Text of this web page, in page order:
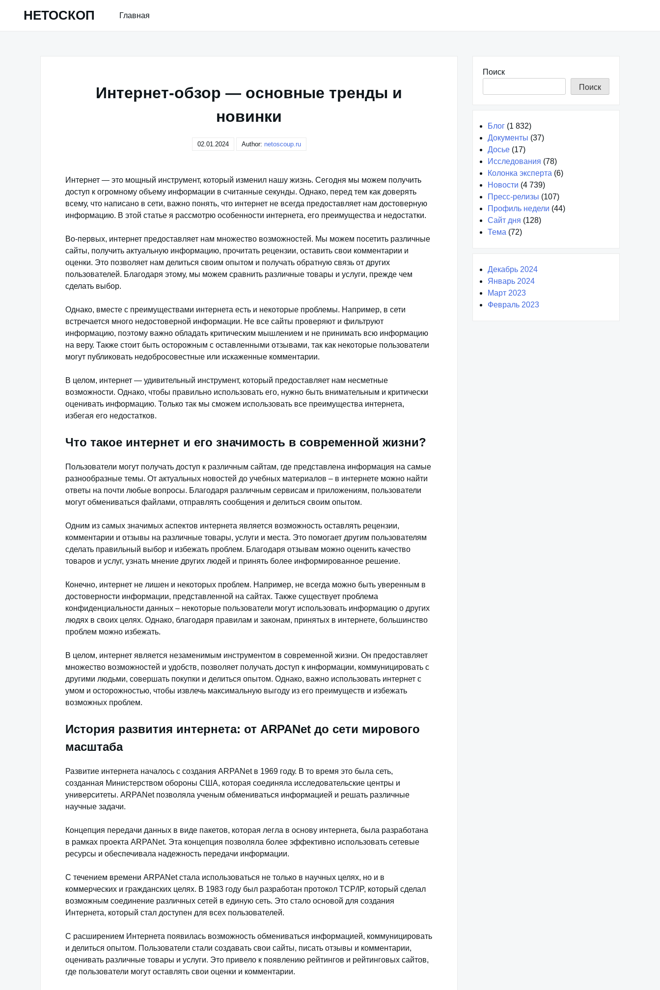
НЕТОСКОП Главная
Интернет-обзор — основные тренды и
новинки
02.01.2024 Author: netoscoup.ru
Интернет — это мощный инструмент, который изменил нашу жизнь. Сегодня мы можем получить
доступ к огромному объему информации в считанные секунды. Однако, перед тем как доверять
всему, что написано в сети, важно понять, что интернет не всегда предоставляет нам достоверную
информацию. В этой статье я рассмотрю особенности интернета, его преимущества и недостатки.
Во-первых, интернет предоставляет нам множество возможностей. Мы можем посетить различные
сайты, получить актуальную информацию, прочитать рецензии, оставить свои комментарии и
оценки. Это позволяет нам делиться своим опытом и получать обратную связь от других
пользователей. Благодаря этому, мы можем сравнить различные товары и услуги, прежде чем
сделать выбор.
Однако, вместе с преимуществами интернета есть и некоторые проблемы. Например, в сети
встречается много недостоверной информации. Не все сайты проверяют и фильтруют
информацию, поэтому важно обладать критическим мышлением и не принимать всю информацию
на веру. Также стоит быть осторожным с оставленными отзывами, так как некоторые пользователи
могут публиковать недобросовестные или искаженные комментарии.
В целом, интернет — удивительный инструмент, который предоставляет нам несметные
возможности. Однако, чтобы правильно использовать его, нужно быть внимательным и критически
оценивать информацию. Только так мы сможем использовать все преимущества интернета,
избегая его недостатков.
Что такое интернет и его значимость в современной жизни?
Пользователи могут получать доступ к различным сайтам, где представлена информация на самые
разнообразные темы. От актуальных новостей до учебных материалов – в интернете можно найти
ответы на почти любые вопросы. Благодаря различным сервисам и приложениям, пользователи
могут обмениваться файлами, отправлять сообщения и делиться своим опытом.
Одним из самых значимых аспектов интернета является возможность оставлять рецензии,
комментарии и отзывы на различные товары, услуги и места. Это помогает другим пользователям
сделать правильный выбор и избежать проблем. Благодаря отзывам можно оценить качество
товаров и услуг, узнать мнение других людей и принять более информированное решение.
Конечно, интернет не лишен и некоторых проблем. Например, не всегда можно быть уверенным в
достоверности информации, представленной на сайтах. Также существует проблема
конфиденциальности данных – некоторые пользователи могут использовать информацию о других
людях в своих целях. Однако, благодаря правилам и законам, принятых в интернете, большинство
проблем можно избежать.
В целом, интернет является незаменимым инструментом в современной жизни. Он предоставляет
множество возможностей и удобств, позволяет получать доступ к информации, коммуницировать с
другими людьми, совершать покупки и делиться опытом. Однако, важно использовать интернет с
умом и осторожностью, чтобы извлечь максимальную выгоду из его преимуществ и избежать
возможных проблем.
История развития интернета: от ARPANet до сети мирового
масштаба
Развитие интернета началось с создания ARPANet в 1969 году. В то время это была сеть,
созданная Министерством обороны США, которая соединяла исследовательские центры и
университеты. ARPANet позволяла ученым обмениваться информацией и решать различные
научные задачи.
Концепция передачи данных в виде пакетов, которая легла в основу интернета, была разработана
в рамках проекта ARPANet. Эта концепция позволяла более эффективно использовать сетевые
ресурсы и обеспечивала надежность передачи информации.
С течением времени ARPANet стала использоваться не только в научных целях, но и в
коммерческих и гражданских целях. В 1983 году был разработан протокол TCP/IP, который сделал
возможным соединение различных сетей в единую сеть. Это стало основой для создания
Интернета, который стал доступен для всех пользователей.
С расширением Интернета появилась возможность обмениваться информацией, коммуницировать
и делиться опытом. Пользователи стали создавать свои сайты, писать отзывы и комментарии,
оценивать различные товары и услуги. Это привело к появлению рейтингов и рейтинговых сайтов,
где пользователи могут оставлять свои оценки и комментарии.
Поиск
Поиск
Блог (1 832)
Документы (37)
Досье (17)
Исследования (78)
Колонка эксперта (6)
Новости (4 739)
Пресс-релизы (107)
Профиль недели (44)
Сайт дня (128)
Тема (72)
Декабрь 2024
Январь 2024
Март 2023
Февраль 2023